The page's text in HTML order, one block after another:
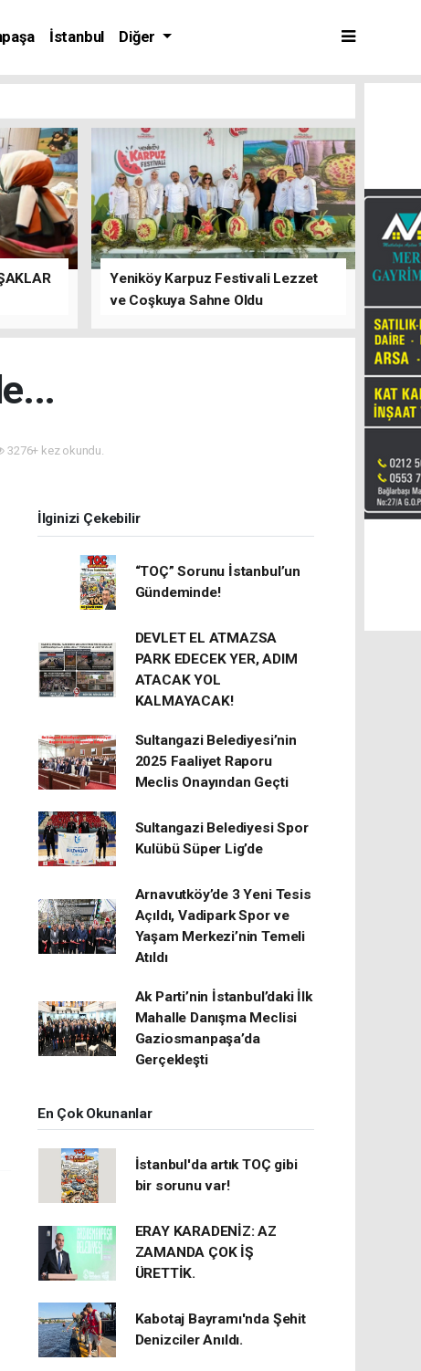
İstanbul Diğer
Yeniköy Karpuz Festivali Lezzet
ve Coşkuya Sahne Oldu
3276+ kez okundu.
İlginizi Çekebilir
“TOÇ” Sorunu İstanbul’un
Gündeminde!
DEVLET EL ATMAZSA
PARK EDECEK YER, ADIM
ATACAK YOL
KALMAYACAK!
Sultangazi Belediyesi’nin
2025 Faaliyet Raporu
Meclis Onayından Geçti
Sultangazi Belediyesi Spor
Kulübü Süper Lig’de
Arnavutköy’de 3 Yeni Tesis
Açıldı, Vadipark Spor ve
Yaşam Merkezi’nin Temeli
Atıldı
Ak Parti’nin İstanbul’daki İlk
Mahalle Danışma Meclisi
Gaziosmanpaşa’da
Gerçekleşti
En Çok Okunanlar
İstanbul'da artık TOÇ gibi
bir sorunu var!
ERAY KARADENİZ: AZ
ZAMANDA ÇOK İŞ
ÜRETTİK.
Kabotaj Bayramı'nda Şehit
Denizciler Anıldı.